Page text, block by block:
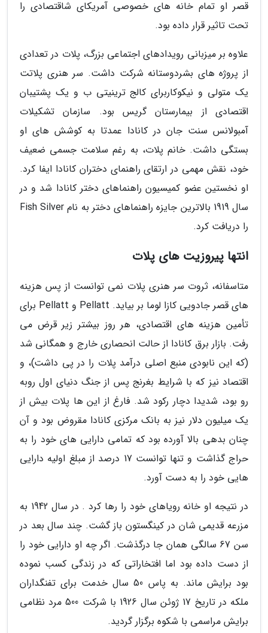
قصر او تمام خانه های خصوصی آمریکای شاقتصادی را
تحت تاثیر قرار داده بود.
علاوه بر میزبانی رویدادهای اجتماعی بزرگ، پلات در تعدادی
از پروژه های بشردوستانه شرکت داشت. سر هنری پلاتت
یک متولی و نیکوکاربرای کالج ترینیتی ب و یک پشتیبان
اقتصادی از بیمارستان گریس بود. سازمان تشکیلات
آمبولانس سنت جان در کانادا عمدتا به کوشش های او
بستگی داشت. خانم پلات، به رغم سلامت جسمی ضعیف
خود، نقش مهمی در ارتقای راهنمای دختران کانادا ایفا کرد.
او نخستین عضو کمیسیون راهنماهای دختر کانادا شد و در
سال 1919 بالاترین جایزه راهنماهای دختر به نام Fish Silver
را دریافت کرد.
انتها پیروزیت های پلات
متاسفانه، ثروت سر هنری پلات نمی توانست از پس هزینه
های قصر جادویی کازا لوما بر بیاید. Pellatt و Pellatt برای
تأمین هزینه های اقتصادی، هر روز بیشتر زیر قرض می
رفت. بازار برق کانادا از حالت انحصاری خارج و همگانی شد
(که این نابودی منبع اصلی درآمد پلات را در پی داشت)، و
اقتصاد نیز که با شرایط بغرنج پس از جنگ دنیای اول روبه
رو بود، شدیدا دچار رکود شد. فارغ از این ها پلات بیش از
یک میلیون دلار نیز به بانک مرکزی کانادا مقروض بود و آن
چنان بدهی بالا آورده بود که تمامی دارایی های خود را به
حراج گذاشت و تنها توانست 17 درصد از مبلغ اولیه دارایی
هایی خود را به دست آورد.
در نتیجه او خانه رویاهای خود را رها کرد . در سال 1942 به
مزرعه قدیمی شان در کینگستون باز گشت. چند سال بعد در
سن 67 سالگی همان جا درگذشت. اگر چه او دارایی خود را
از دست داده بود اما افتخاراتی که در زندگی کسب نموده
بود برایش ماند. به پاس 50 سال خدمت برای تفنگداران
ملکه در تاریخ 17 ژوئن سال 1926 با شرکت 500 مرد نظامی
برایش مراسمی با شکوه برگزار گردید.